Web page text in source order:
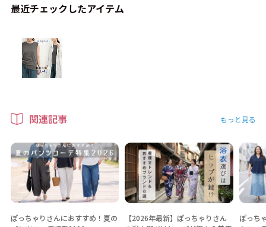
最近チェックしたアイテム
関連記事 もっと見る
ぽっちゃりさんにおすすめ！夏の
【2026年最新】ぽっちゃりさん
ぽっち